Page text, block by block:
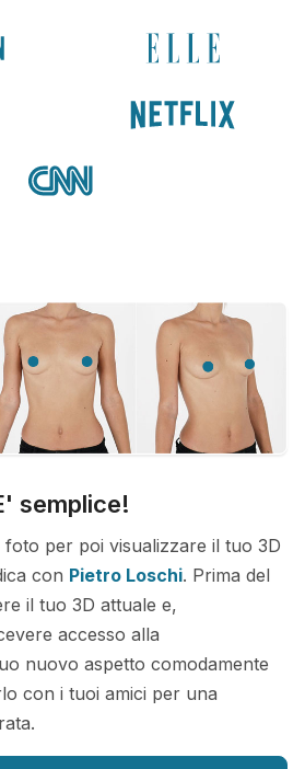
semplice!
per poi visualizzare il tuo 3D
con Pietro Loschi. Prima del
il tuo 3D attuale e,
accesso alla
nuovo aspetto comodamente
con i tuoi amici per una